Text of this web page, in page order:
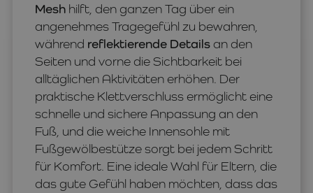
Mesh hilft, den ganzen Tag über ein
angenehmes Tragegefühl zu bewahren,
während reflektierende Details an den
Seiten und vorne die Sichtbarkeit bei
alltäglichen Aktivitäten erhöhen. Der
praktische Klettverschluss ermöglicht eine
schnelle und sichere Anpassung an den
Fuß, und die weiche Innensohle mit
Fußgewölbestütze sorgt bei jedem Schritt
für Komfort. Eine ideale Wahl für Eltern, die
das gute Gefühl haben möchten, dass das